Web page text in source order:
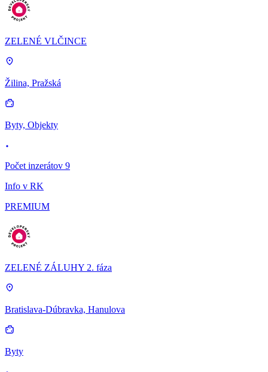
ZELENÉ VLČINCE
Žilina, Pražská
Byty, Objekty
Počet inzerátov 9
Info v RK
PREMIUM
ZELENÉ ZÁLUHY 2. fáza
Bratislava-Dúbravka, Hanulova
Byty